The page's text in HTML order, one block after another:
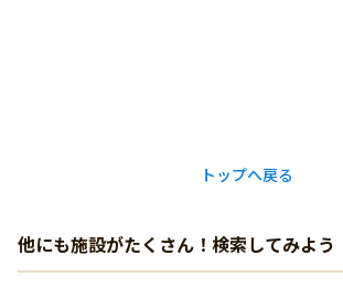
トップへ戻る
他にも施設がたくさん！検索してみよう